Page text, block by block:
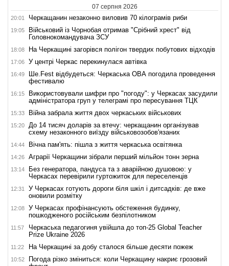
07 серпня 2026
20:01 Черкащанин незаконно виловив 70 кілограмів риби
19:05
Військовий із Чорнобая отримав "Срібний хрест" від
Головнокомандувача ЗСУ
18:08 На Черкащині загорівся полігон твердих побутових відходів
17:06 У центрі Черкас перекинулася автівка
16:49
Ше.Fest відбудеться: Черкаська ОВА погодила проведення
фестивалю
16:15
Використовували шифри про "погоду": у Черкасах засудили
адміністратора груп у телеграмі про пересування ТЦК
15:33 Війна забрала життя двох черкаських військових
15:20
До 14 тисяч доларів за втечу: черкащанин організував
схему незаконного виїзду військовозобов'язаних
14:44 Вічна пам'ять: пішла з життя черкаська освітянка
14:26 Аграрії Черкащини зібрали перший мільйон тонн зерна
13:14
Без генератора, пандуса та з аварійною душовою: у
Черкасах перевірили гуртожиток для переселенців
12:31
У Черкасах готують дороги біля шкіл і дитсадків: де вже
оновили розмітку
12:08
У Черкасах профінансують обстеження будинку,
пошкодженого російським безпілотником
11:57
Черкаська педагогиня увійшла до топ-25 Global Teacher
Prize Ukraine 2026
11:22 На Черкащині за добу сталося більше десяти пожеж
10:52
Погода різко зміниться: коли Черкащину накриє грозовий